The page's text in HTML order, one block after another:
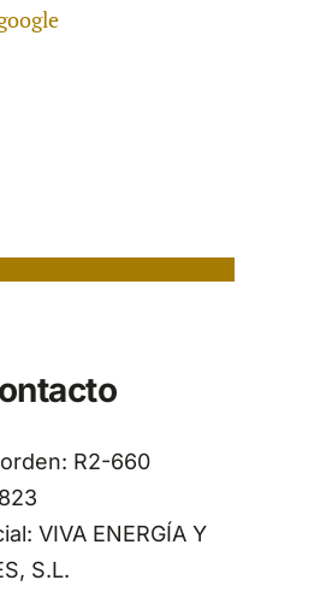
R2-660
VIVA ENERGÍA Y
S.L.